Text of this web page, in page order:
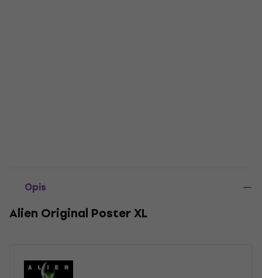
Opis
Alien Original Poster XL